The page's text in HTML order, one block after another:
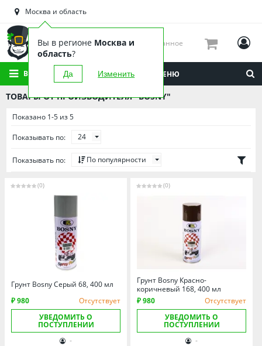
Башкортостан
Брянская область
Вологодская область
Воронежская область
Иркутская область
Кировская область
Краснодарский край
Красноярский край
Мордовия
Нижегородская область
Новосибирская область
Омская область
Оренбургская область
Пензенская область
Пермский край
Ростовская область
Москва и область
Вы в регионе Москва и
область?
Да Изменить
Избранное
ВСЕ КАТЕГОРИИ МЕНЮ
ТОВАРЫ ОТ ПРОИЗВОДИТЕЛЯ "BOSNY"
Показано 1-5 из 5
Показывать по: 24
Показывать по: По популярности
(0)
Грунт Bosny Серый 68, 400 мл
₽ 980
Отсутствует
УВЕДОМИТЬ О
ПОСТУПЛЕНИИ
-
(0)
Грунт Bosny Красно-
коричневый 168, 400 мл
₽ 980
Отсутствует
УВЕДОМИТЬ О
ПОСТУПЛЕНИИ
-